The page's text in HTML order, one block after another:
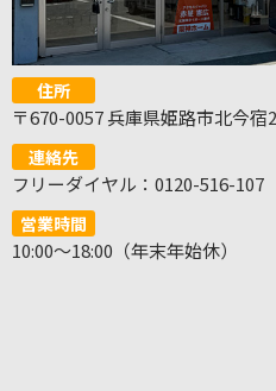
住所
〒670-0057 兵庫県姫路市北今
連絡先
フリーダイヤル：0120-516-107
営業時間
10:00～18:00（年末年始休）